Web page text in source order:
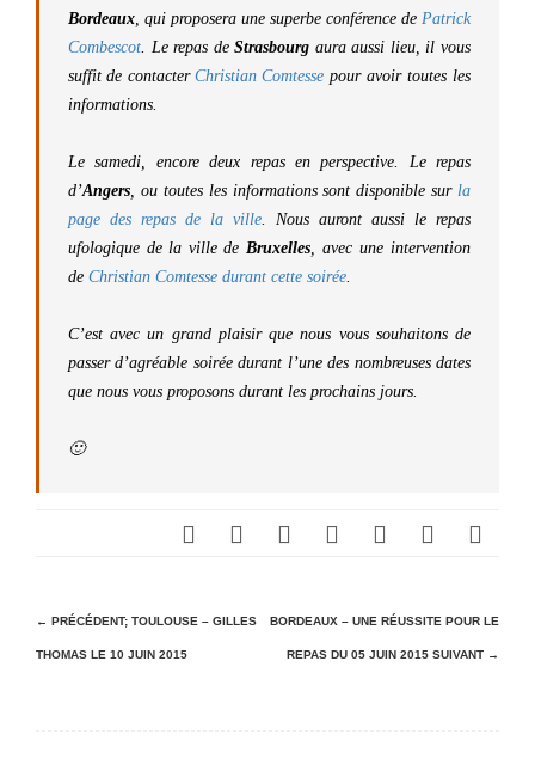
Bordeaux, qui proposera une superbe conférence de Patrick
Combescot. Le repas de Strasbourg aura aussi lieu, il vous
suffit de contacter Christian Comtesse pour avoir toutes les
informations.
Le samedi, encore deux repas en perspective. Le repas
d’Angers, ou toutes les informations sont disponible sur la
page des repas de la ville. Nous auront aussi le repas
ufologique de la ville de Bruxelles, avec une intervention
de Christian Comtesse durant cette soirée.
C’est avec un grand plaisir que nous vous souhaitons de
passer d’agréable soirée durant l’une des nombreuses dates
que nous vous proposons durant les prochains jours.
🙂
N
a
← PRÉCÉDENT; TOULOUSE – GILLES
THOMAS LE 10 JUIN 2015
BORDEAUX – UNE RÉUSSITE POUR LE
REPAS DU 05 JUIN 2015 SUIVANT →